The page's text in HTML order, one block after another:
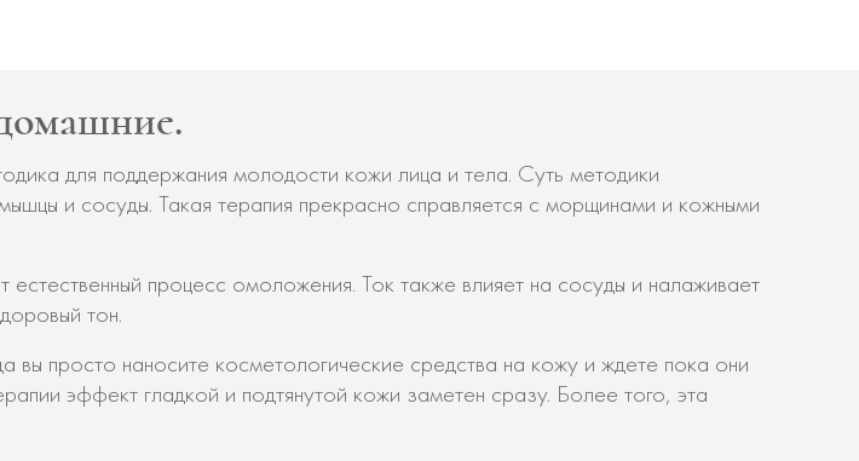
для поддержания молодости кожи лица и тела. Суть методики
и сосуды. Такая терапия прекрасно справляется с морщинами и кожными
процесс омоложения. Ток также влияет на сосуды и налаживает
тон.
просто наносите косметологические средства на кожу и ждете пока они
эффект гладкой и подтянутой кожи заметен сразу. Более того, эта